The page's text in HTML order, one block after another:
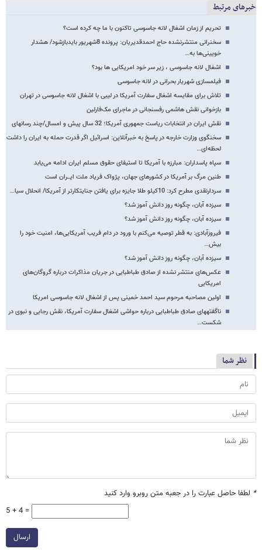
خبرهای مرتبط
تحریم از زمان اشغال لانه جاسوسی تاکنون با ما چه کرده است؟
سخنرانی منتشرنشده حاج احمدقدیریان: پرونده 8شهریور بایدبازشود/ هشدار
خویینی‌ها به…
اشغال لانه جاسوسی ، زیر سر خود امریکایی ها بود؟
فیلمسازی شهریار بحرانی در لانه جاسوسی
تلاش برای مقایسه اشغال سفارت آمریکا در لیبی با اشغال لانه جاسوسی در تهران
بازخوانی نقش هاشمی​ رفسنجانی در ماجرای مک‌فارلین
نقش ایران در انتخابات ریاست جمهوری آمریکا؛ 32 سال پیش و امسال/چند رسانه​ای
سخنگوی وزارت خارجه در پاسخ به خبرآنلاین: اسرائیل اگر قدرت حمله به ایران را داشت
لحظه‌ای…
سپاه پاسداران: مبارزه با آمریکا تا استیفای حقوق مسلم ایران ادامه می‌یابد
طنین مرگ بر آمریکا در کشورهای جهان، پژواک فریاد ملت ایــران است
سردارنقدی مطرح کرد: 10کیلو طلا جایزه برای یافتن جنایتکارتر از آمریکا/ انحلال سیا…
سیزده آبان، چگونه روز دانش آموز شد؟
سیزده آبان، چگونه روز دانش آموز شد؟
فیروزآبادی: به قطر توصیه می‌کنم با ورود در دام فریب آمریکایی‌ها، امنیت خود را
بیش…
سیزده آبان، چگونه روز دانش آموز شد؟
عکس‌های منتشر نشده از صادق طباطبایی در جریان مذاکرات درباره گروگان‌های
امریکایی
اولین مصاحبه مرحوم سید احمد خمینی پس از اشغال لانه جاسوسی امریکا
ناگفته​های صادق طباطبایی درباره حواشی اشغال سفارت آمریکا، نقش رجایی و نبوی در
شکست…
نظر شما
* لطفا حاصل عبارت را در جعبه متن روبرو وارد کنید
5 + 4 =
ارسال